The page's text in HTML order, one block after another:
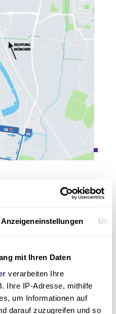
Anzeigeneinstellungen
mit Ihren Daten
verarbeiten Ihre
Ihre IP-Adresse, mithilfe
um Informationen auf
darauf zuzugreifen und so
keine Werbebanden und